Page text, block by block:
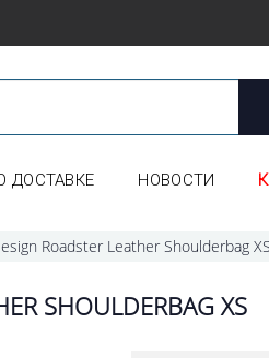
ДОСТАВКЕ НОВОСТИ
Roadster Leather Shoulderbag XS
SHOULDERBAG XS